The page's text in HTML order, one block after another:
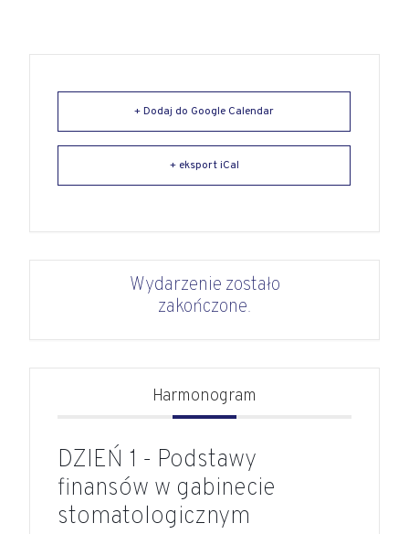
+ Dodaj do Google Calendar
+ eksport iCal
Wydarzenie zostało
zakończone.
Harmonogram
DZIEŃ 1 - Podstawy
finansów w gabinecie
stomatologicznym